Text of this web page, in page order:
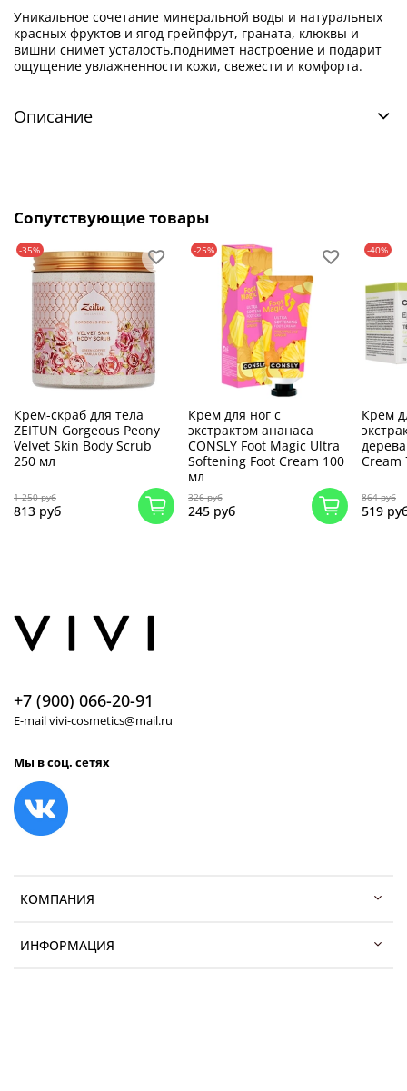
Уникальное сочетание минеральной воды и натуральных
красных фруктов и ягод грейпфрут, граната, клюквы и
вишни снимет усталость,поднимет настроение и подарит
ощущение увлажненности кожи, свежести и комфорта.
Описание
Сопутствующие товары
-35%
Крем-скраб для тела
ZEITUN Gorgeous Peony
Velvet Skin Body Scrub
250 мл
1 250 руб
813 руб
-25%
Крем для ног c
экстрактом ананаса
CONSLY Foot Magic Ultra
Softening Foot Cream 100
мл
326 руб
245 руб
-40%
Крем
Cream
864 руб
519
КОМПАНИЯ
ИНФОРМАЦИЯ
+7 (900) 066-20-91
E-mail vivi-cosmetics@mail.ru
Мы в соц. сетях